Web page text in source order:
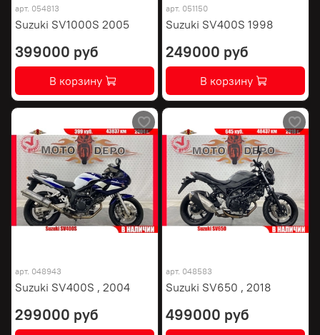
арт. 054813
Suzuki SV1000S 2005
399000 руб
В корзину
арт. 051150
Suzuki SV400S 1998
249000 руб
В корзину
арт. 048943
Suzuki SV400S , 2004
299000 руб
арт. 048583
Suzuki SV650 , 2018
499000 руб